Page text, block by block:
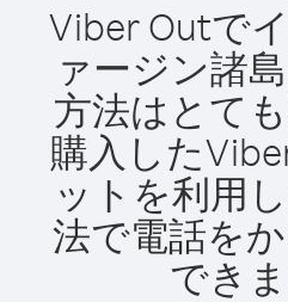
Viber Outで
ァージン諸
方法はとても
購入した
ットを利用
法で電話を
できま